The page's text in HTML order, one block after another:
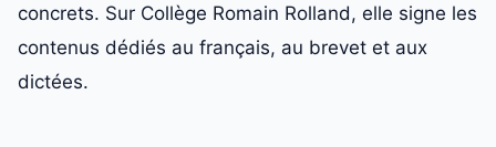
concrets. Sur Collège Romain Rolland, elle signe les
contenus dédiés au français, au brevet et aux
dictées.